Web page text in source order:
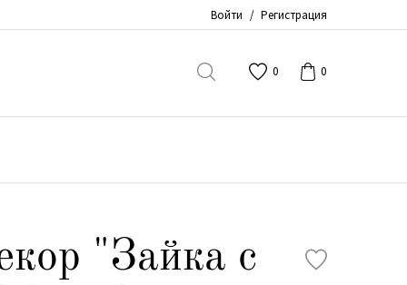
Войти / Регистрация
0 0
"Зайка с